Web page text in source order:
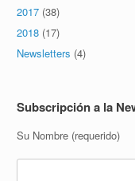
2017 (38)
2018 (17)
Newsletters (4)
Subscripción a la
Su Nombre (requerido)